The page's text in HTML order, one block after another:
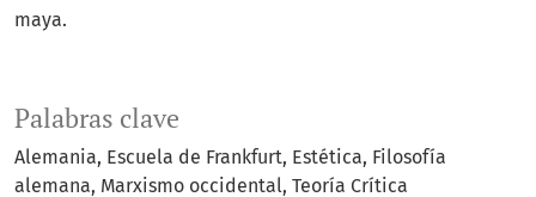
Palabras clave
Alemania Escuela de Frankfurt Estética Filosofía
alemana Marxismo occidental Teoría Crítica
maya.